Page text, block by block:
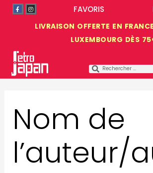
LIVRAISON OFFERTE EN
LUXEMBOURG DÈS
FAVORIS
Nom de
l’auteur/